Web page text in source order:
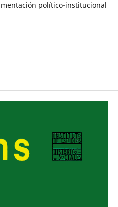
político-institucional